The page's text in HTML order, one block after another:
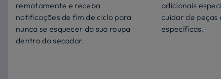
remotamente e receba
notificações de fim de ciclo para
nunca se esquecer da sua roupa
dentro do secador.
adicionais
cuidar de peças
específicas.